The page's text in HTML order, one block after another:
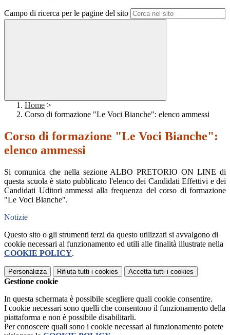
Campo di ricerca per le pagine del sito
Home >
Corso di formazione "Le Voci Bianche": elenco ammessi
Corso di formazione "Le Voci Bianche":
elenco ammessi
Si comunica che nella sezione ALBO PRETORIO ON LINE di
questa scuola è stato pubblicato l'elenco dei Candidati Effettivi e dei
Candidati Uditori ammessi alla frequenza del corso di formazione
"Le Voci Bianche".
Notizie
Questo sito o gli strumenti terzi da questo utilizzati si avvalgono di
cookie necessari al funzionamento ed utili alle finalità illustrate nella
COOKIE POLICY.
Personalizza Rifiuta tutti i cookies Accetta tutti i cookies
Gestione cookie
In questa schermata è possibile scegliere quali cookie consentire.
I cookie necessari sono quelli che consentono il funzionamento della
piattaforma e non è possibile disabilitarli.
Per conoscere quali sono i cookie necessari al funzionamento potete